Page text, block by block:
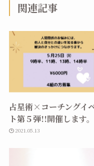
関連記事
占星術×コーチングイ
ト第５弾!!開催します。
2021.05.13